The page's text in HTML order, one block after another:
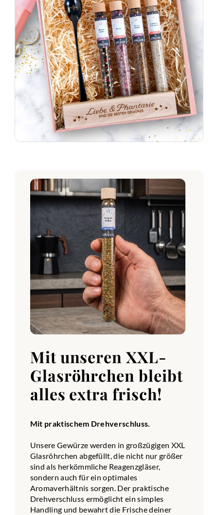
Mit unseren XXL-
Glasröhrchen bleibt
alles extra frisch!
Mit praktischem Drehverschluss.
Unsere Gewürze werden in großzügigen XXL
Glasröhrchen abgefüllt, die nicht nur größer
sind als herkömmliche Reagenzgläser,
sondern auch für ein optimales
Aromaverhältnis sorgen. Der praktische
Drehverschluss ermöglicht ein simples
Handling und bewahrt die Frische deiner